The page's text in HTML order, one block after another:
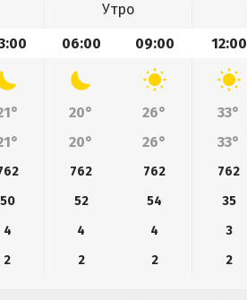
Утро
06:00 09:00 12:00
20° 26° 33°
20° 26° 33°
762 762 762
50 52 54 35
4 4 4 3
2 2 2 2